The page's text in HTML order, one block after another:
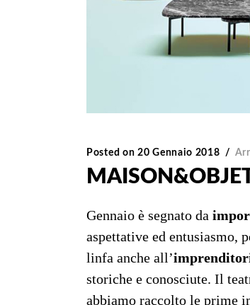
Posted on 20 Gennaio 2018
Gennaio è segnato da
aspettative ed entusiasmo,
linfa anche all’
storiche e conosciute. Il
abbiamo raccolto le prime